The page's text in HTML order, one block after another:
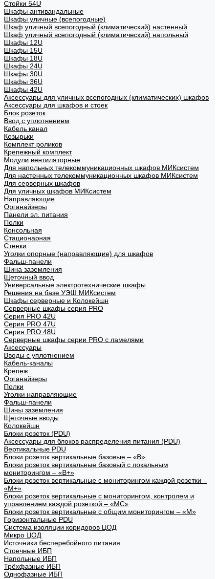
Стойки 54U
Шкафы антивандальные
Шкафы уличные (всепогодные)
Шкаф уличный всепогодный (климатический) настенный
Шкаф уличный всепогодный (климатический) напольный
Шкафы 12U
Шкафы 15U
Шкафы 18U
Шкафы 24U
Шкафы 30U
Шкафы 36U
Шкафы 42U
Аксессуары для уличных всепогодных (климатических) шкафов
Аксессуары для шкафов и стоек
Блок розеток
Ввод с уплотнением
Кабель канал
Козырьки
Комплект роликов
Крепежный комплект
Модули вентиляторные
Для напольных телекоммуникационных шкафов МИКсистем
Для настенных телекоммуникационных шкафов МИКсистем
Для серверных шкафов
Для уличных шкафов МИКсистем
Направляющие
Органайзеры
Панели эл. питания
Полки
Консольная
Стационарная
Стенки
Уголки опорные (направляющие) для шкафов
Фальш-панели
Шина заземления
Щеточный ввод
Универсальные электротехнические шкафы
Решения на базе УЭШ МИКсистем
Шкафы серверные и Колокейшн
Серверные шкафы серия PRO
Серия PRO 42U
Серия PRO 47U
Серия PRO 48U
Серверные шкафы серии PRO с ламелями
Аксессуары
Вводы с уплотнением
Кабель-каналы
Крепеж
Органайзеры
Полки
Уголки направляющие
Фальш-панели
Шины заземления
Щеточные вводы
Колокейшн
Блоки розеток (PDU)
Аксессуары для блоков распределения питания (PDU)
Вертикальные PDU
Блоки розеток вертикальные базовые – «В»
Блоки розеток вертикальные базовый с локальным
мониторингом – «В+»
Блоки розеток вертикальные с мониторингом каждой розетки –
«М+»
Блоки розеток вертикальные с мониторингом, контролем и
управлением каждой розеткой – «МС»
Блоки розеток вертикальные с общим мониторингом – «М»
Горизонтальные PDU
Система изоляции коридоров ЦОД
Микро ЦОД
Источники бесперебойного питания
Стоечные ИБП
Напольные ИБП
Трёхфазные ИБП
Однофазные ИБП